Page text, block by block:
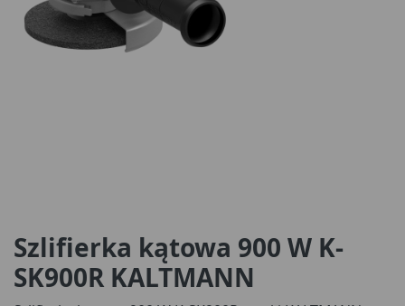
Szlifierka kątowa 900 W K-
SK900R KALTMANN